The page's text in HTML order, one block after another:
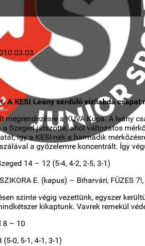
A KESI Leány serdülő vízilabda
megrendezésre a KUVA Kupa. A leány
a Szeged játszotta, ahol változatos
így a KESI-nek a harmadik
a győzelemre koncentrált. Így
14 – 12 (5-4, 4-2, 2-5, 3-1)
E. (kapus) – Biharvári, FÜZES
szinte végig vezettünk, egyszer
kikaptunk. Vavrek remekül
8 – 10
(5-0, 5-1, 4-1, 3-1)